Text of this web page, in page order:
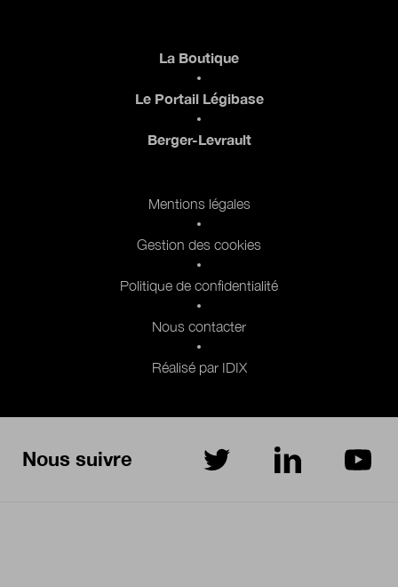
Nous suivre sur Twitter sur LinkedInsur
La Boutique
Le Portail Légibase
Berger-Levrault
Mentions légales
Gestion des cookies
Politique de confidentialité
Nous contacter
Réalisé par IDIX